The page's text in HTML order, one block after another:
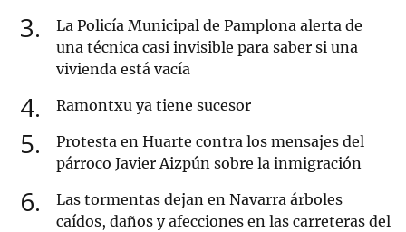
3
La Policía Municipal de Pamplona alerta de
una técnica casi invisible para saber si una
vivienda está vacía
4 Ramontxu ya tiene sucesor
5
Protesta en Huarte contra los mensajes del
párroco Javier Aizpún sobre la inmigración
6
Las tormentas dejan en Navarra árboles
caídos, daños y afecciones en las carreteras del